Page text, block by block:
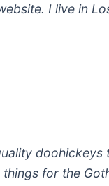
I live in
for the